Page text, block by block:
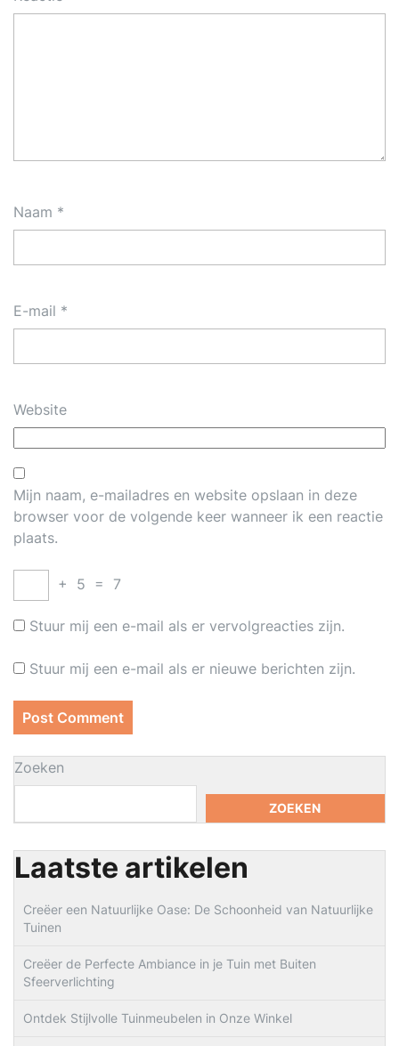
Naam *
E-mail *
Website
Mijn naam, e-mailadres en website opslaan in deze
browser voor de volgende keer wanneer ik een reactie
plaats.
+ 5 = 7
Stuur mij een e-mail als er vervolgreacties zijn.
Stuur mij een e-mail als er nieuwe berichten zijn.
Zoeken
ZOEKEN
Laatste artikelen
Creëer een Natuurlijke Oase: De Schoonheid van Natuurlijke
Tuinen
Creëer de Perfecte Ambiance in je Tuin met Buiten
Sfeerverlichting
Ontdek Stijlvolle Tuinmeubelen in Onze Winkel